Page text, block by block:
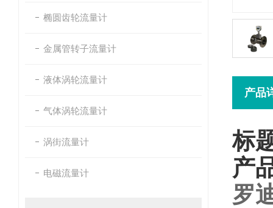
椭圆齿轮流量计
金属管转子流量计
液体涡轮流量计
气体涡轮流量计
涡街流量计
电磁流量计
产品
标
产
罗